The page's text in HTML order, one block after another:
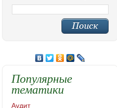
Популярные
тематики
Аудит